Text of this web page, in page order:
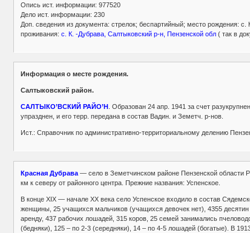
Опись ист. информации: 977520
Дело ист. информации: 230
Доп. сведения из документа: стрелок; беспартийный; место рождения:
проживания: с. К. -Дубрава, Салтыковский р-н, Пензенской обл ( так в
Информация о месте рождения.
Салтыковский район.
САЛТЫКО’ВСКИЙ РАЙО’Н . Образован 24 апр. 1941 за счет
упразднен, и его терр. передана в состав Вадин. и Земетч. р-нов.
Ист.: Справочник по административно-территориальному делению
Красная Дубрава— село в Земетчинском районе Пензенской области
км к северу от районного центра. Прежние названия: Успенское.
В конце XIX — начале XX века село Успенское входило в состав
женщины, 25 учащихся мальчиков (учащихся девочек нет), 4355
аренду, 437 рабочих лошадей, 315 коров, 25 семей занимались
(бедняки), 125 – по 2-3 (середняки), 14 – по 4-5 лошадей (богатые). В